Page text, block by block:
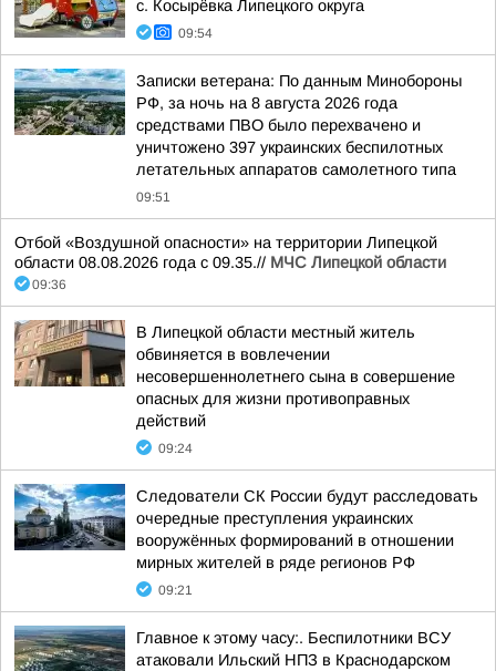
с. Косырёвка Липецкого округа
09:54
Записки ветерана: По данным Минобороны
РФ, за ночь на 8 августа 2026 года
средствами ПВО было перехвачено и
уничтожено 397 украинских беспилотных
летательных аппаратов самолетного типа
09:51
Отбой «Воздушной опасности» на территории Липецкой
области 08.08.2026 года с 09.35.// МЧС Липецкой области
09:36
В Липецкой области местный житель
обвиняется в вовлечении
несовершеннолетнего сына в совершение
опасных для жизни противоправных
действий
09:24
Следователи СК России будут расследовать
очередные преступления украинских
вооружённых формирований в отношении
мирных жителей в ряде регионов РФ
09:21
Главное к этому часу:. Беспилотники ВСУ
атаковали Ильский НПЗ в Краснодарском